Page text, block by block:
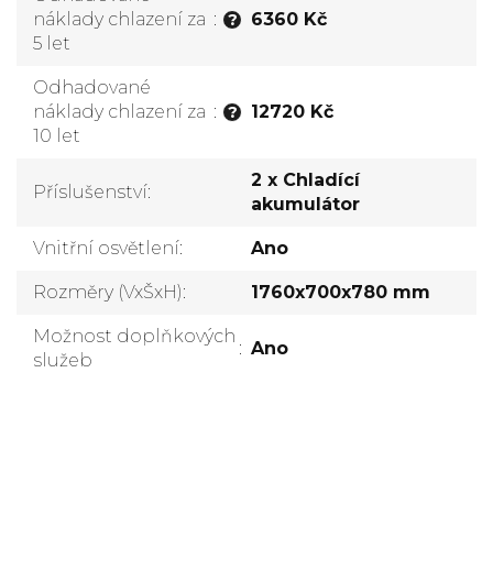
?
náklady chlazení za
5 let
: 6360 Kč
?
Odhadované
náklady chlazení za
10 let
: 12720 Kč
Příslušenství:
2 x Chladící
akumulátor
Vnitřní osvětlení: Ano
Rozměry (VxŠxH): 1760x700x780 mm
Možnost doplňkových
služeb
: Ano